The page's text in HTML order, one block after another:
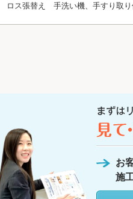
ロス張替え 手洗い機、手すり取り
お
施